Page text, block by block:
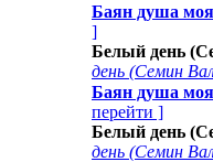
Баян душа
]
Белый день
день (Семин
Баян душа
перейти ]
Белый день
день (Семин